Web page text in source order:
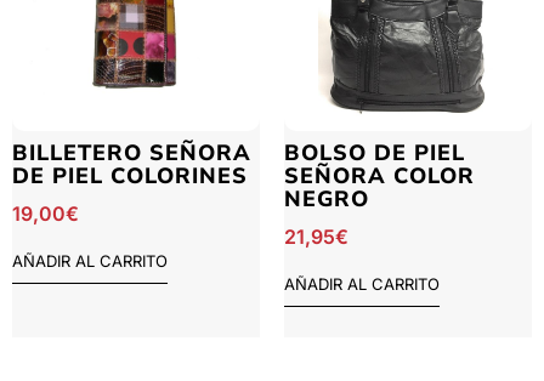
BILLETERO SEÑORA
DE PIEL COLORINES
19,00€
AÑADIR AL CARRITO
BOLSO DE PIEL
SEÑORA COLOR
NEGRO
21,95€
AÑADIR AL CARRITO